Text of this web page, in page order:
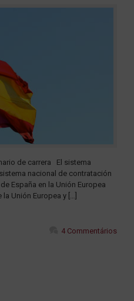
de carrera El sistema
nacional de contratación
España en la Unión Europea
Unión Europea y […]
4 Commentários